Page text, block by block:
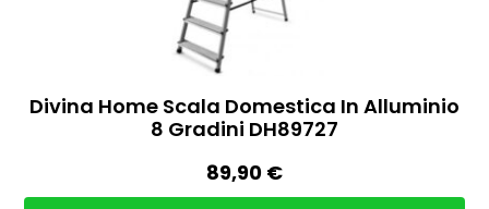
Divina Home Scala Domestica In Alluminio
8 Gradini DH89727
89,90 €